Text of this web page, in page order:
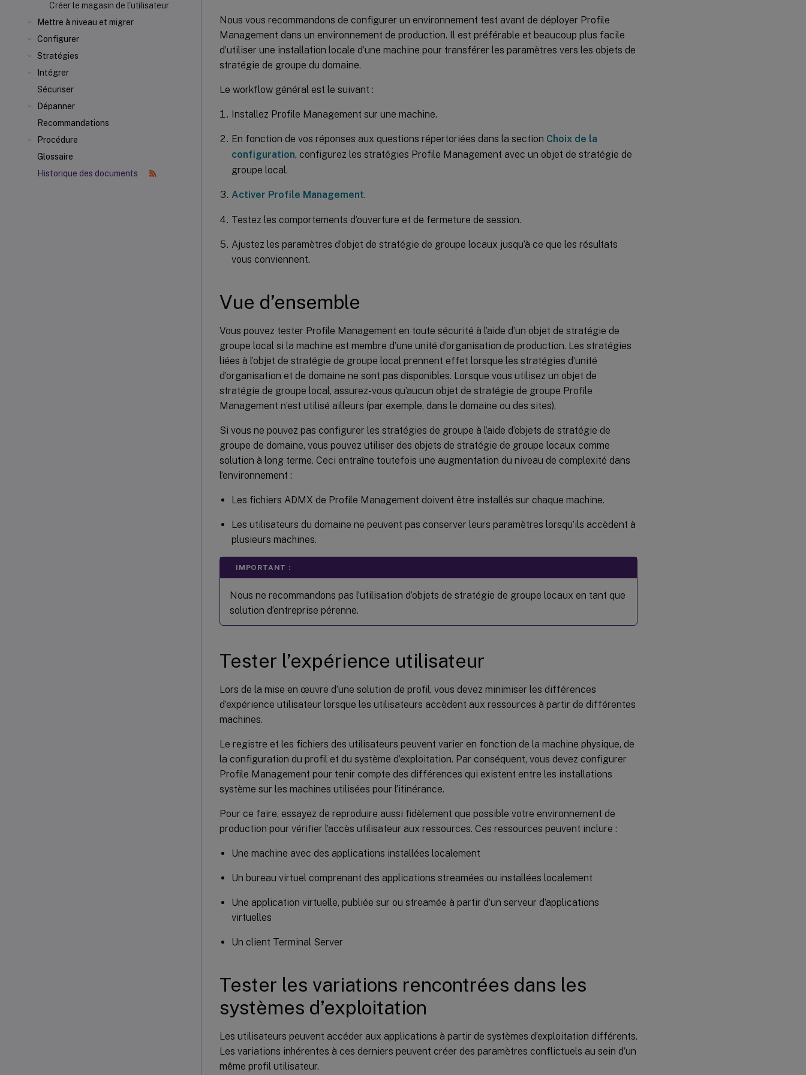
Créer le magasin de l'utilisateur
Mettre à niveau et migrer
Configurer
Stratégies
Intégrer
Sécuriser
Dépanner
Recommandations
Procédure
Glossaire
Historique des documents
Nous vous recommandons de configurer un environnement test avant de déployer Profile
Management dans un environnement de production. Il est préférable et beaucoup plus facile
d’utiliser une installation locale d’une machine pour transférer les paramètres vers les objets de
stratégie de groupe du domaine.
Le workflow général est le suivant :
Installez Profile Management sur une machine.
En fonction de vos réponses aux questions répertoriées dans la section Choix de la
configuration, configurez les stratégies Profile Management avec un objet de stratégie de
groupe local.
Activer Profile Management.
Testez les comportements d’ouverture et de fermeture de session.
Ajustez les paramètres d’objet de stratégie de groupe locaux jusqu’à ce que les résultats
vous conviennent.
Vue d’ensemble
Vous pouvez tester Profile Management en toute sécurité à l’aide d’un objet de stratégie de
groupe local si la machine est membre d’une unité d’organisation de production. Les stratégies
liées à l’objet de stratégie de groupe local prennent effet lorsque les stratégies d’unité
d’organisation et de domaine ne sont pas disponibles. Lorsque vous utilisez un objet de
stratégie de groupe local, assurez-vous qu’aucun objet de stratégie de groupe Profile
Management n’est utilisé ailleurs (par exemple, dans le domaine ou des sites).
Si vous ne pouvez pas configurer les stratégies de groupe à l’aide d’objets de stratégie de
groupe de domaine, vous pouvez utiliser des objets de stratégie de groupe locaux comme
solution à long terme. Ceci entraîne toutefois une augmentation du niveau de complexité dans
l’environnement :
Les fichiers ADMX de Profile Management doivent être installés sur chaque machine.
Les utilisateurs du domaine ne peuvent pas conserver leurs paramètres lorsqu’ils accèdent à
plusieurs machines.
IMPORTANT :
Nous ne recommandons pas l’utilisation d’objets de stratégie de groupe locaux en tant que
solution d’entreprise pérenne.
Tester l’expérience utilisateur
Lors de la mise en œuvre d’une solution de profil, vous devez minimiser les différences
d’expérience utilisateur lorsque les utilisateurs accèdent aux ressources à partir de différentes
machines.
Le registre et les fichiers des utilisateurs peuvent varier en fonction de la machine physique, de
la configuration du profil et du système d’exploitation. Par conséquent, vous devez configurer
Profile Management pour tenir compte des différences qui existent entre les installations
système sur les machines utilisées pour l’itinérance.
Pour ce faire, essayez de reproduire aussi fidèlement que possible votre environnement de
production pour vérifier l’accès utilisateur aux ressources. Ces ressources peuvent inclure :
Une machine avec des applications installées localement
Un bureau virtuel comprenant des applications streamées ou installées localement
Une application virtuelle, publiée sur ou streamée à partir d’un serveur d’applications
virtuelles
Un client Terminal Server
Tester les variations rencontrées dans les
systèmes d’exploitation
Les utilisateurs peuvent accéder aux applications à partir de systèmes d’exploitation différents.
Les variations inhérentes à ces derniers peuvent créer des paramètres conflictuels au sein d’un
même profil utilisateur.